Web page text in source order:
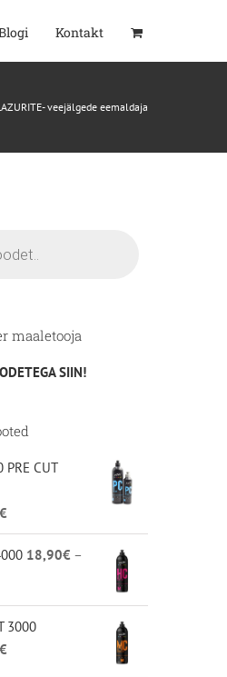
Kontakt
veejälgede eemaldaja
maaletooja
SIIN!
PRE CUT
€Hinnavahemik:
18,90€
kuni18,90€ –
3000
€Hinnavahemik: